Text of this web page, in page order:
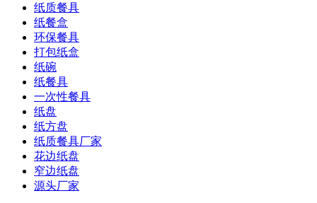
纸质餐具
纸餐盒
环保餐具
打包纸盒
纸碗
纸餐具
一次性餐具
纸盘
纸方盘
纸质餐具厂家
花边纸盘
窄边纸盘
源头厂家